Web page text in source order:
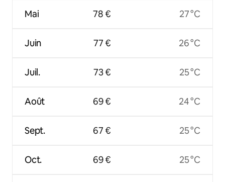
Mai
Juin
Juil.
Août
Sept.
Oct.
78 €
77 €
73 €
69 €
67 €
69 €
27 °C
26 °C
25 °C
24 °C
25 °C
25 °C